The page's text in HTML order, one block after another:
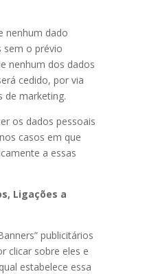
nenhum dado
sem o prévio
nenhum dos dados
cedido, por via
de marketing.
os dados pessoais
casos em que
a essas
Ligações a
publicitários
clicar sobre eles e
estabelece essa